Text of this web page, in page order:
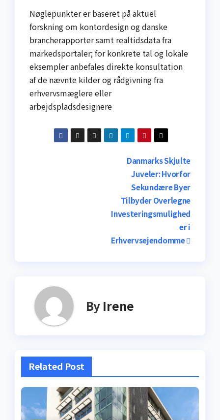
Nøglepunkter er baseret på aktuel
forskning om kontordesign og danske
brancherapporter samt realtidsdata fra
markedsportaler; for konkrete tal og lokale
eksempler anbefales direkte konsultation
af de nævnte kilder og rådgivning fra
erhvervsmæglere eller
arbejdspladsdesignere
Indlægsnavigation
Danmarks Skjulte
Juveler: Hvorfor
Sekundære Byer
Tilbyder Overlegne
Investeringsmulighed
er i
Erhvervsejendomme
By Irene
Related Post